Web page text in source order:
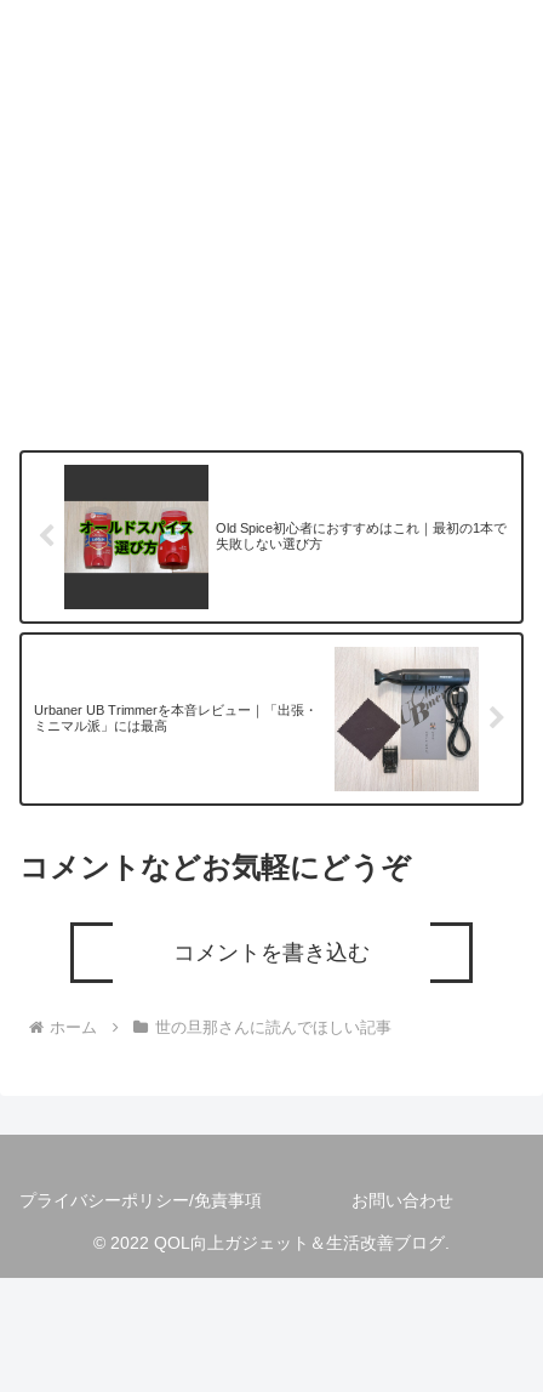
Old Spice初心者におすすめはこれ｜最初の1本で
失敗しない選び方
Urbaner UB Trimmerを本音レビュー｜「出張・
ミニマル派」には最高
コメントなどお気軽にどうぞ
コメントを書き込む
ホーム 世の旦那さんに読んでほしい記事
プライバシーポリシー/免責事項 お問い合わせ
© 2022 QOL向上ガジェット＆生活改善ブログ.